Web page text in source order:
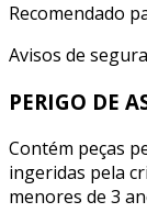
Recomendado
Avisos de
PERIGO DE
Contém peças
ingeridas pela
menores de 3